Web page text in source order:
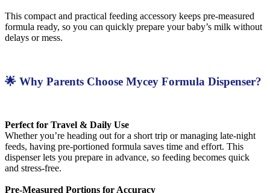
This compact and practical feeding accessory keeps pre-measured
formula ready, so you can quickly prepare your baby’s milk without
delays or mess.
🌟 Why Parents Choose Mycey Formula Dispenser?
Perfect for Travel & Daily Use
Whether you’re heading out for a short trip or managing late-night
feeds, having pre-portioned formula saves time and effort. This
dispenser lets you prepare in advance, so feeding becomes quick
and stress-free.
Pre-Measured Portions for Accuracy